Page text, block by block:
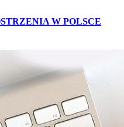
W POLSCE